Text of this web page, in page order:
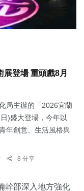
登場 重頭戲8月
局主辦的「2026宜蘭
)盛大登場，今年以
年創意、生活風格與
8 分享